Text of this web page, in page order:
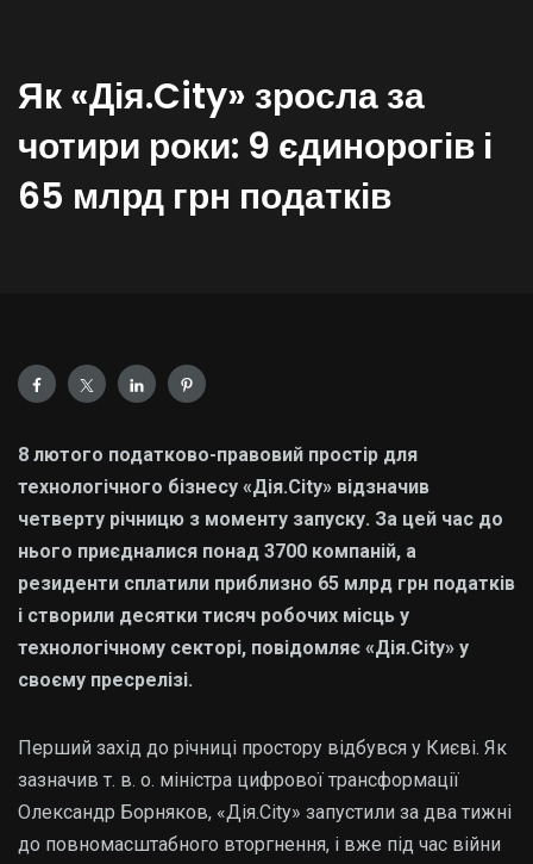
Як «Дія.City» зросла за
чотири роки: 9 єдинорогів і
65 млрд грн податків
8 лютого податково-правовий простір для
технологічного бізнесу «Дія.City» відзначив
четверту річницю з моменту запуску. За цей час до
нього приєдналися понад 3700 компаній, а
резиденти сплатили приблизно 65 млрд грн податків
і створили десятки тисяч робочих місць у
технологічному секторі, повідомляє «Дія.City» у
своєму пресрелізі.
Перший захід до річниці простору відбувся у Києві. Як
зазначив т. в. о. міністра цифрової трансформації
Олександр Борняков, «Дія.City» запустили за два тижні
до повномасштабного вторгнення, і вже під час війни